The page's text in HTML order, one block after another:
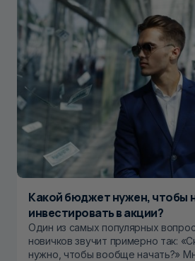
Какой бюджет нужен, чтобы
инвестировать в акции?
Один из самых популярных
новичков звучит примерно так:
нужно, чтобы вообще начать?»